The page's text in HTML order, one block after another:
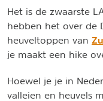
Het is de zwaarste
hebben het over de
heuveltoppen van
je maakt een hike
Hoewel je je in
valleien en heuvels